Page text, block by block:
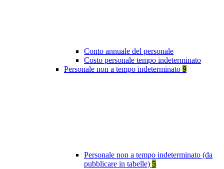
Conto annuale del personale
Costo personale tempo indeterminato
Personale non a tempo indeterminato 9
Personale non a tempo indeterminato (da
pubblicare in tabelle) 5